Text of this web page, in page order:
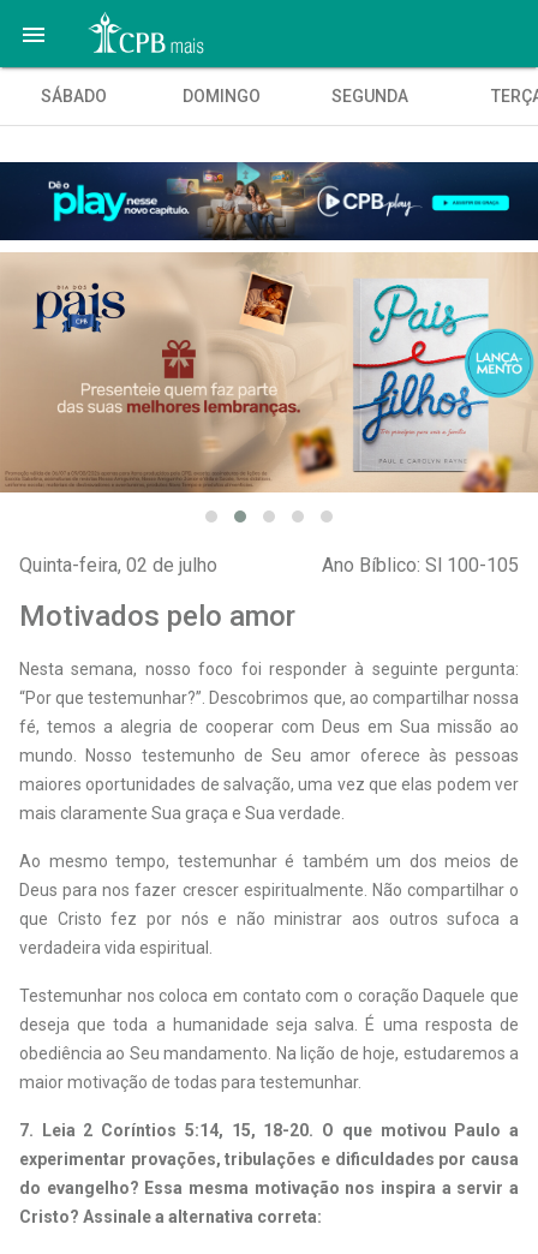

SÁBADO DOMINGO SEGUNDA
Quinta-feira, 02 de julho Ano Bíblico: Sl 100-105
Motivados pelo amor
Nesta semana, nosso foco foi responder à seguinte pergunta:
“Por que testemunhar?”. Descobrimos que, ao compartilhar nossa
fé, temos a alegria de cooperar com Deus em Sua missão ao
mundo. Nosso testemunho de Seu amor oferece às pessoas
maiores oportunidades de salvação, uma vez que elas podem ver
mais claramente Sua graça e Sua verdade.
Ao mesmo tempo, testemunhar é também um dos meios de
Deus para nos fazer crescer espiritualmente. Não compartilhar o
que Cristo fez por nós e não ministrar aos outros sufoca a
verdadeira vida espiritual.
Testemunhar nos coloca em contato com o coração Daquele que
deseja que toda a humanidade seja salva. É uma resposta de
obediência ao Seu mandamento. Na lição de hoje, estudaremos a
maior motivação de todas para testemunhar.
7.
Leia 2 Coríntios 5:14, 15, 18-20. O que motivou Paulo a
experimentar provações, tribulações e dificuldades por causa
do evangelho? Essa mesma motivação nos inspira a servir a
Cristo? Assinale a alternativa correta: